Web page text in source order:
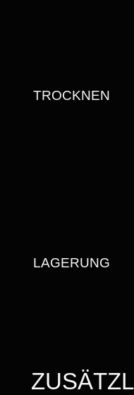
U
T
TROCKNEN
LAGERUNG